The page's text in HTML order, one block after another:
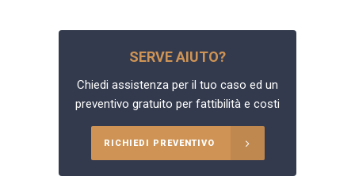
SERVE AIUTO?
Chiedi assistenza per il tuo caso ed un
preventivo gratuito per fattibilità e costi
RICHIEDI PREVENTIVO